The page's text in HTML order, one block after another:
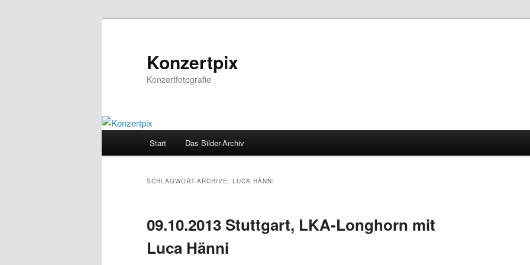
Konzertpix
Konzertfotografie
Start Das Bilder-Archiv
SCHLAGWORT-ARCHIVE: LUCA HÄNNI
09.10.2013 Stuttgart, LKA-Longhorn mit
Luca Hänni